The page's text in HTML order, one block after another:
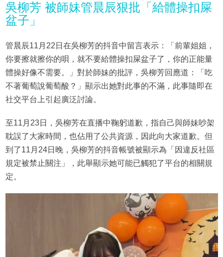
吳柳芳 被師妹管晨辰狠批「給體操扣屎
盆子」
管晨辰11月22日在吳柳芳的抖音中留言表示：「前輩姐姐，
你要擦就擦你的唄，就不要給體操扣屎盆子了，你的正能量
體操好像不需要。」對於師妹的批評，吳柳芳回應道：「吃
不著葡萄說葡萄酸？」顯示出她對此事的不滿，此事隨即在
社交平台上引起廣泛討論。
至11月23日，吳柳芳在直播中鞠躬道歉，指自己與師妹吵架
耽誤了大家時間，也佔用了公共資源，因此向大家道歉。但
到了11月24日晚，吳柳芳的抖音帳號被顯示為「因違反社區
規定被禁止關注」，此舉顯示她可能已觸犯了平台的相關規
定。